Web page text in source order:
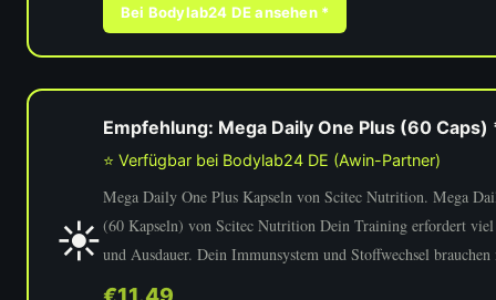
Bei Bodylab24 DE ansehen *
☀️
Empfehlung: Mega Daily One Plus (60 Caps)
⭐ Verfügbar bei Bodylab24 DE (Awin-Partner)
Mega Daily One Plus Kapseln von Scitec Nutrition. Mega
(60 Kapseln) von Scitec Nutrition Dein Training erfordert
und Ausdauer. Dein Immunsystem und Stoffwechsel brauchen